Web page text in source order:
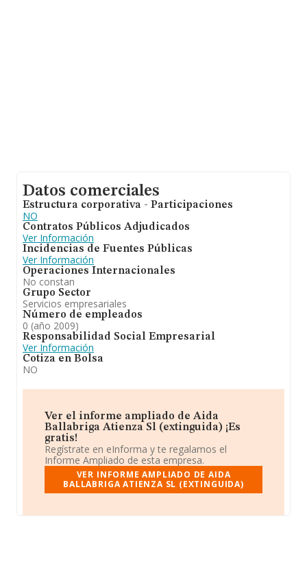
Datos comerciales
Estructura corporativa - Participaciones
NO
Contratos Públicos Adjudicados
Ver Información
Incidencias de Fuentes Públicas
Ver Información
Operaciones Internacionales
No constan
Grupo Sector
Servicios empresariales
Número de empleados
0 (año 2009)
Responsabilidad Social Empresarial
Ver Información
Cotiza en Bolsa
NO
Ver el informe ampliado de Aida
Ballabriga Atienza Sl (extinguida) ¡Es
gratis!
Regístrate en eInforma y te regalamos el
Informe Ampliado de esta empresa.
VER INFORME AMPLIADO DE AIDA
BALLABRIGA ATIENZA SL (EXTINGUIDA)